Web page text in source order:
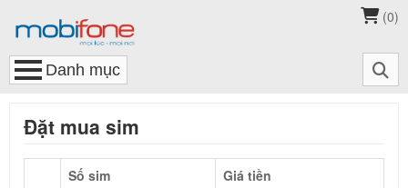
(0)
Đặt mua sim
Số sim
Giá tiền